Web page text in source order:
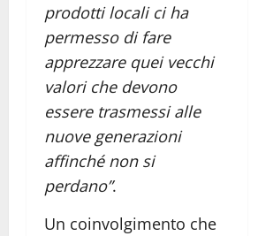
prodotti locali ci ha
permesso di fare
apprezzare quei vecchi
valori che devono
essere trasmessi alle
nuove generazioni
affinché non si
perdano”.
Un coinvolgimento che